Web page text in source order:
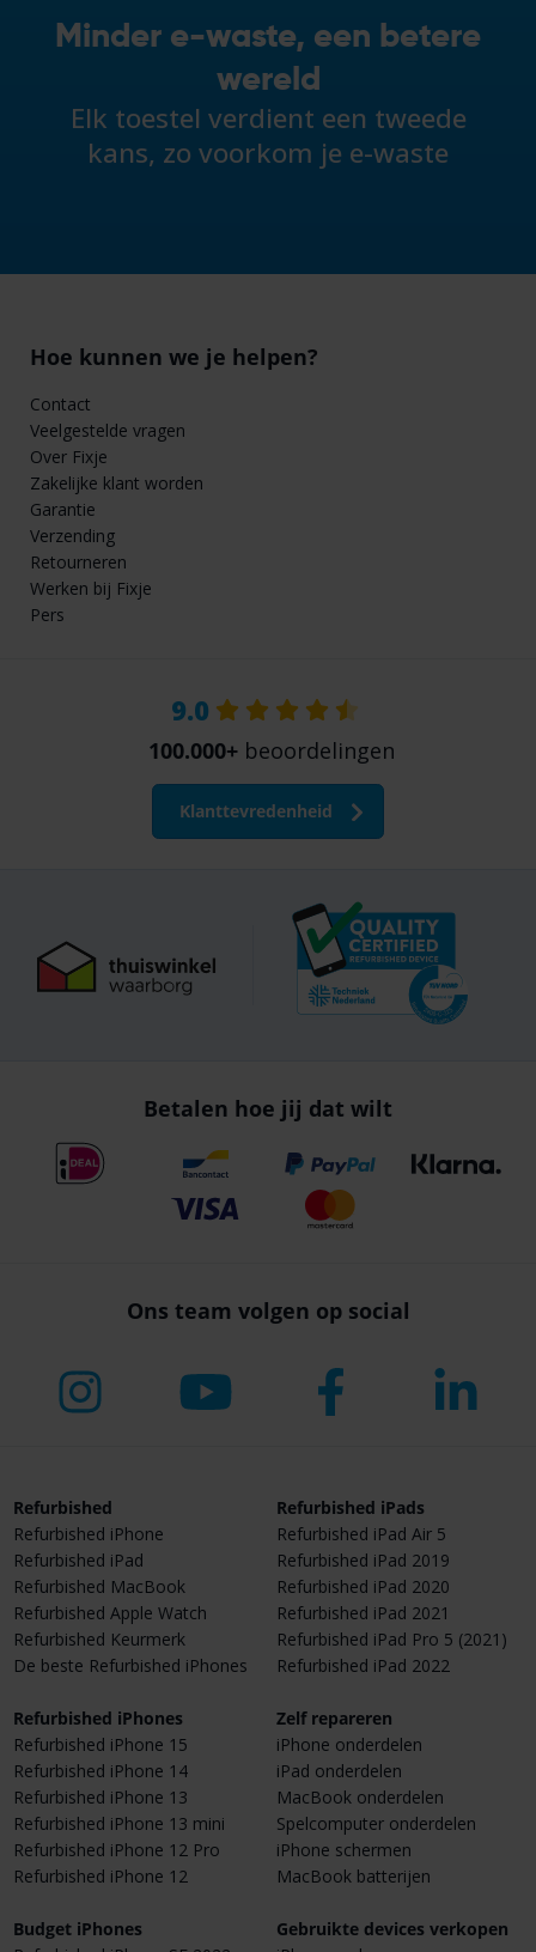
Minder e-waste, een betere
wereld
Elk toestel verdient een tweede
kans, zo voorkom je e-waste
Hoe kunnen we je helpen?
Contact
Veelgestelde vragen
Over Fixje
Zakelijke klant worden
Garantie
Verzending
Retourneren
Werken bij Fixje
Pers
9.0
100.000+ beoordelingen
Klanttevredenheid
Betalen hoe jij dat wilt
Ons team volgen op social
Refurbished
Refurbished iPhone
Refurbished iPad
Refurbished MacBook
Refurbished Apple Watch
Refurbished Keurmerk
De beste Refurbished iPhones
Refurbished iPhones
Refurbished iPhone 15
Refurbished iPhone 14
Refurbished iPhone 13
Refurbished iPhone 13 mini
Refurbished iPhone 12 Pro
Refurbished iPhone 12
Budget iPhones
Refurbished iPads
Refurbished iPad Air 5
Refurbished iPad 2019
Refurbished iPad 2020
Refurbished iPad 2021
Refurbished iPad Pro 5 (2021)
Refurbished iPad 2022
Zelf repareren
iPhone onderdelen
iPad onderdelen
MacBook onderdelen
Spelcomputer onderdelen
iPhone schermen
MacBook batterijen
Gebruikte devices verkopen